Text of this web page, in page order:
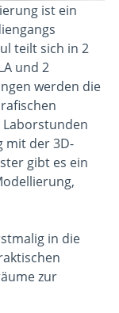
ist ein
teilt sich in 2
und 2
werden die
mit der 3D-
gibt es ein
in die
zur